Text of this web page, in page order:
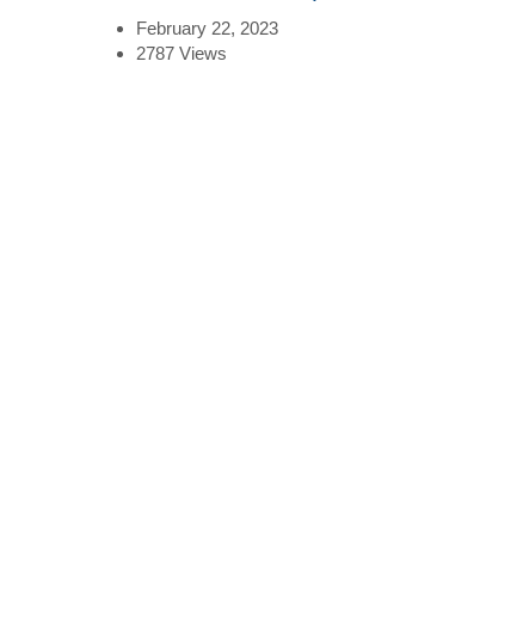
February 22, 2023
2787 Views